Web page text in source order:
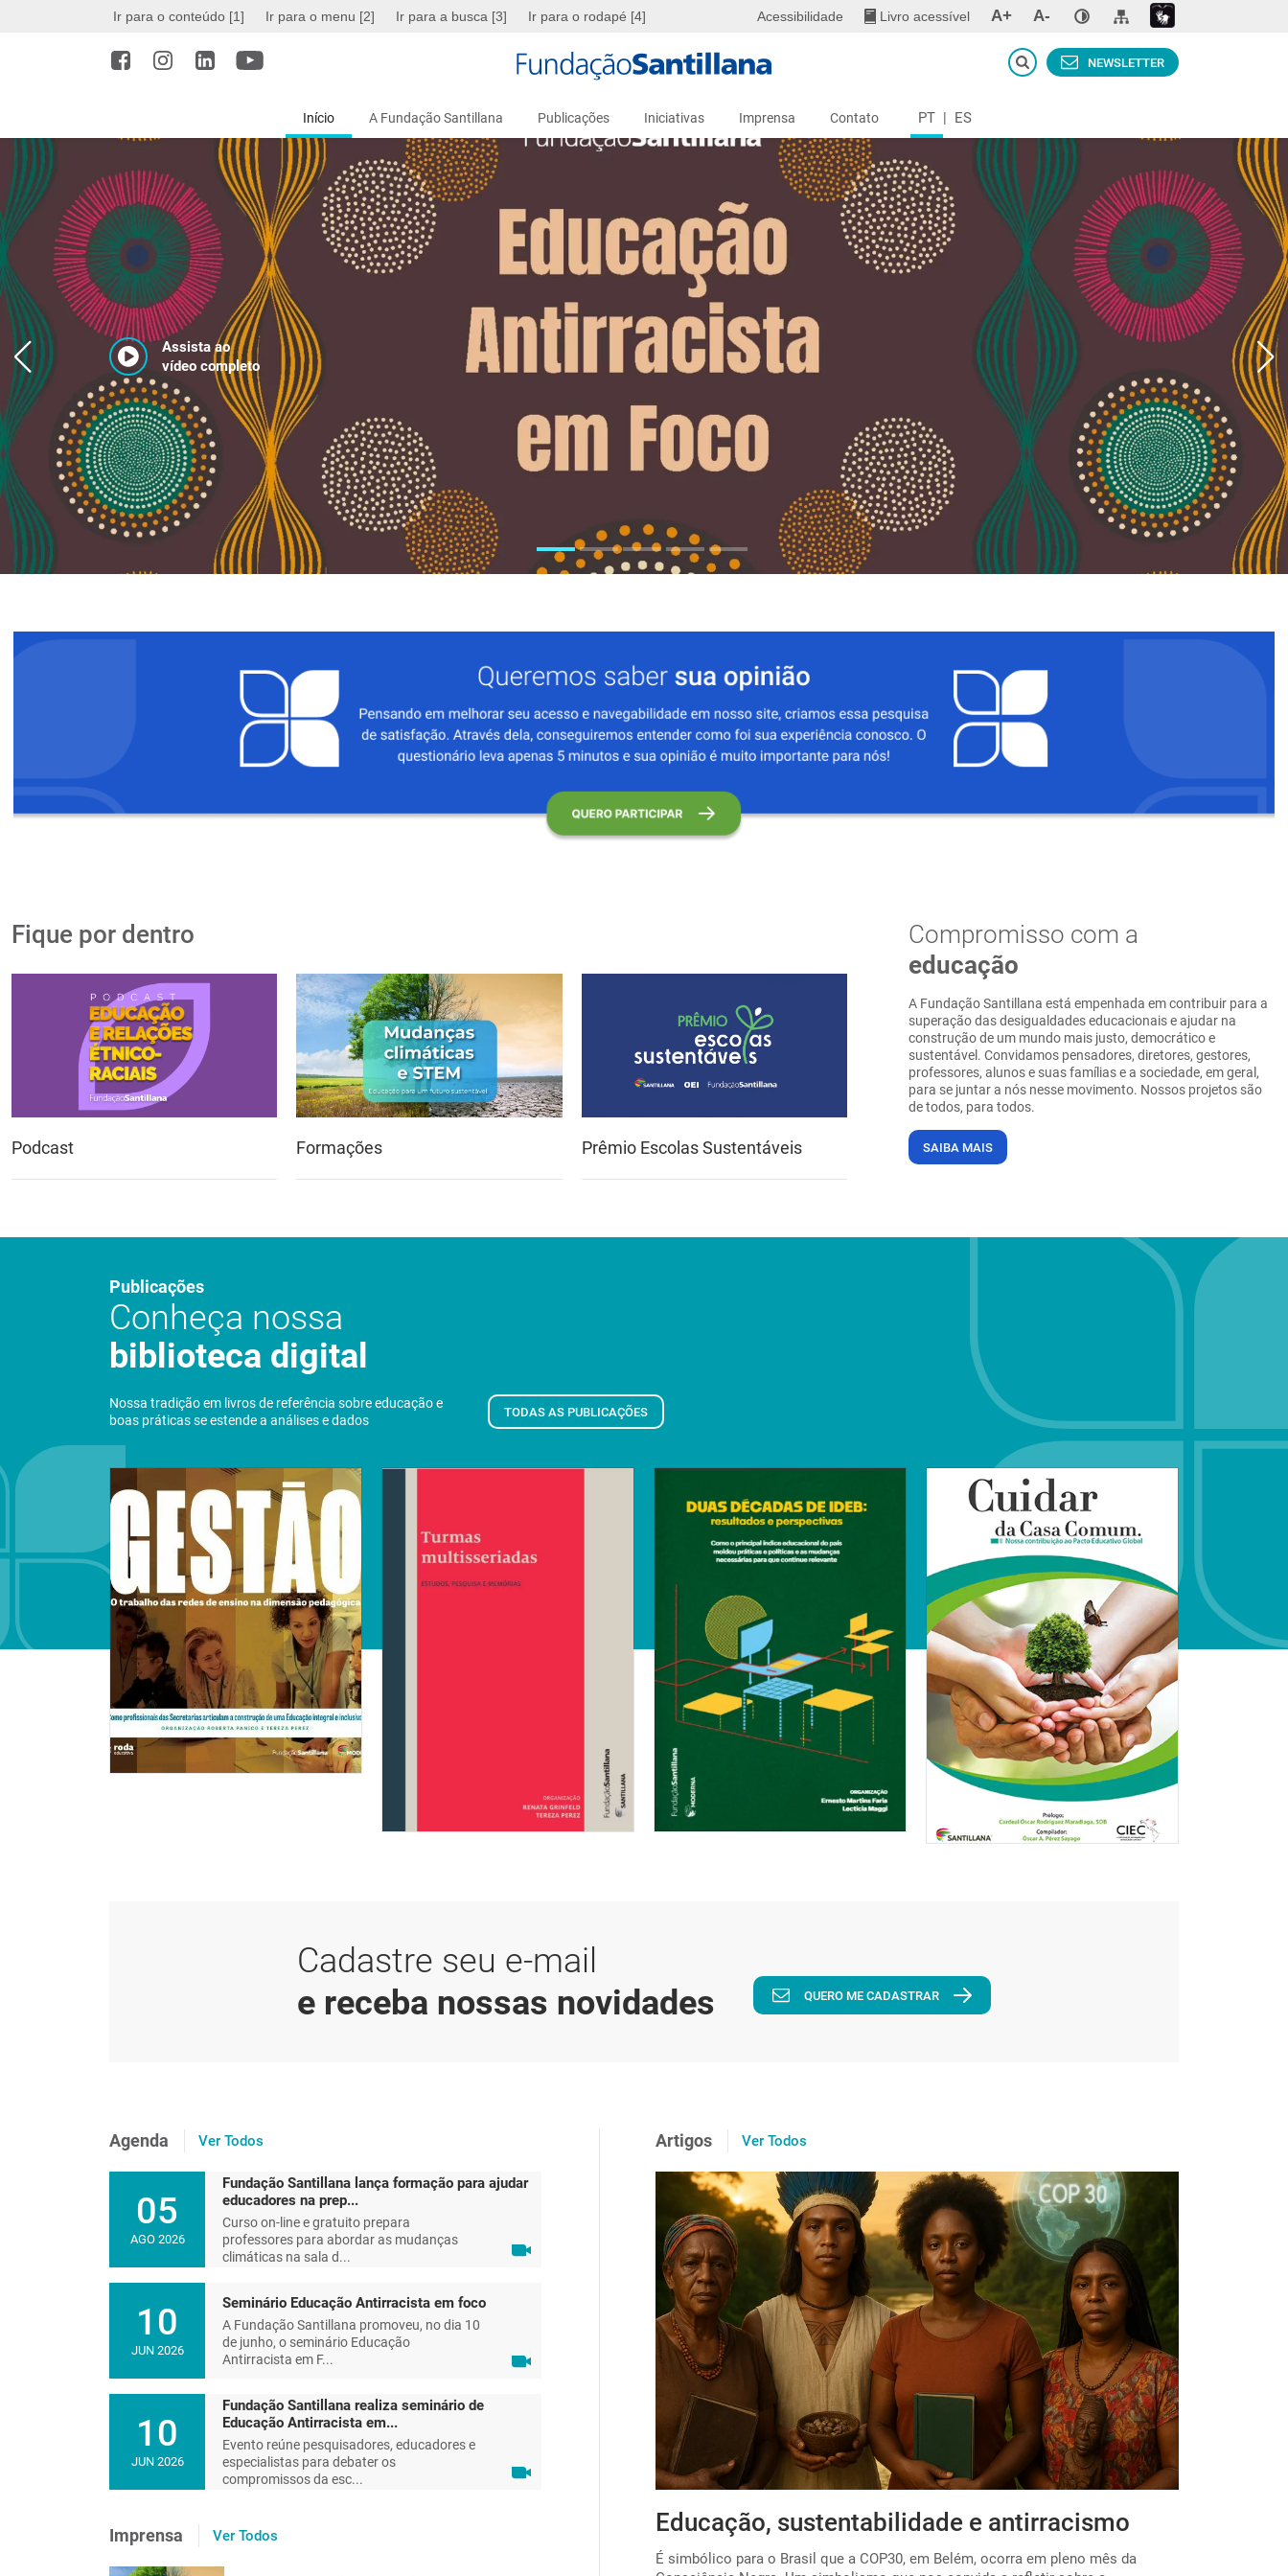
Ir para o conteúdo [1] Ir para o menu [2] Ir para a busca [3] Ir para o rodapé [4] Acessibilidade Livro acessível A+ A-
Início A Fundação Santillana Publicações Iniciativas Imprensa Contato PT | ES
NEWSLETTER
Assista ao
vídeo completo
Compromisso com a
educação
A Fundação Santillana está empenhada em contribuir para a
superação das desigualdades educacionais e ajudar na
construção de um mundo mais justo, democrático e
sustentável. Convidamos pensadores, diretores, gestores,
professores, alunos e suas famílias e a sociedade, em geral,
para se juntar a nós nesse movimento. Nossos projetos são
de todos, para todos.
SAIBA MAIS
Fique por dentro
Podcast Formações Prêmio Escolas Sustentáveis
Publicações
Conheça nossa
biblioteca digital
Nossa tradição em livros de referência sobre educação e
boas práticas se estende a análises e dados
TODAS AS PUBLICAÇÕES
Cadastre seu e-mail
e receba nossas novidades
QUERO ME CADASTRAR
Agenda Ver Todos
05
AGO 2026
Fundação Santillana lança formação para ajudar
educadores na prep...
Curso on-line e gratuito prepara
professores para abordar as mudanças
climáticas na sala d...
10
JUN 2026
Seminário Educação Antirracista em foco
A Fundação Santillana promoveu, no dia 10
de junho, o seminário Educação
Antirracista em F...
10
JUN 2026
Fundação Santillana realiza seminário de
Educação Antirracista em...
Evento reúne pesquisadores, educadores e
especialistas para debater os
compromissos da esc...
Imprensa Ver Todos
Artigos Ver Todos
Educar e reeducar um planeta para viabilizar o
futuro
Educação, sustentabilidade e antirracismo
É simbólico para o Brasil que a COP30, em Belém, ocorra em pleno mês da